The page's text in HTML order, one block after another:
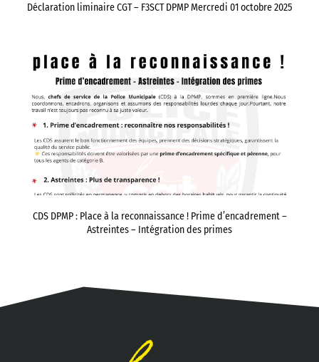
Déclaration liminaire CGT – F3SCT DPMP Mercredi 01 octobre 2025
CDS DPMP : Place à la reconnaissance ! Prime d’encadrement –
Astreintes – Intégration des primes